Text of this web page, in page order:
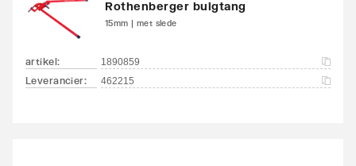
Rothenberger buigtang
15mm | met slede
artikel: 1890859
Leverancier: 462215